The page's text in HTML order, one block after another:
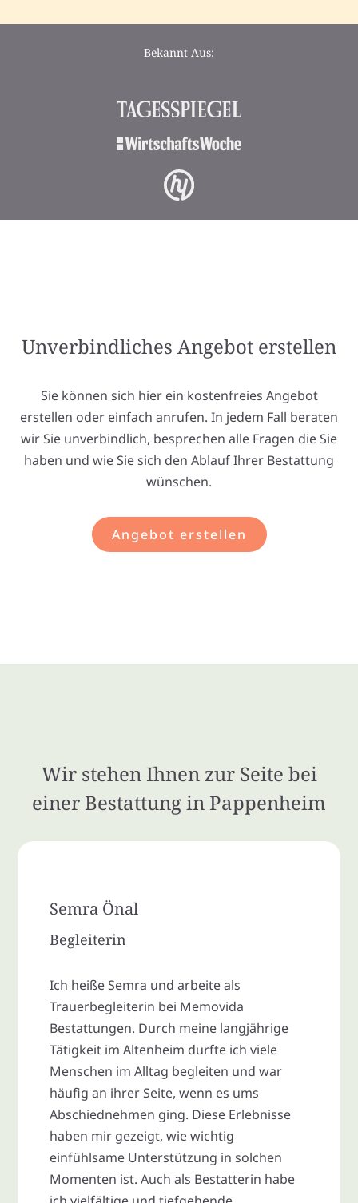
Bekannt Aus:
Unverbindliches Angebot erstellen
Sie können sich hier ein kostenfreies Angebot
erstellen oder einfach anrufen. In jedem Fall beraten
wir Sie unverbindlich, besprechen alle Fragen die Sie
haben und wie Sie sich den Ablauf Ihrer Bestattung
wünschen.
Angebot erstellen
Wir stehen Ihnen zur Seite bei
einer Bestattung in Pappenheim
Semra Önal
Begleiterin
Ich heiße Semra und arbeite als
Trauerbegleiterin bei Memovida
Bestattungen. Durch meine langjährige
Tätigkeit im Altenheim durfte ich viele
Menschen im Alltag begleiten und war
häufig an ihrer Seite, wenn es ums
Abschiednehmen ging. Diese Erlebnisse
haben mir gezeigt, wie wichtig
einfühlsame Unterstützung in solchen
Momenten ist. Auch als Bestatterin habe